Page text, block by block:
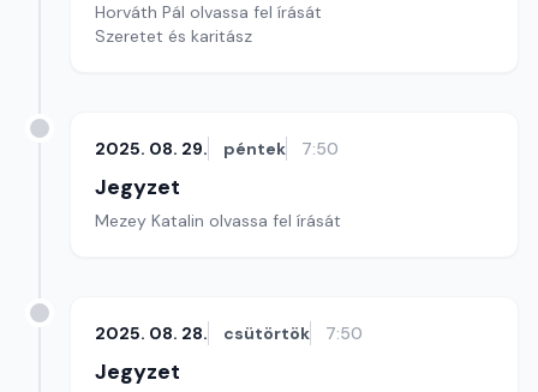
Horváth Pál olvassa fel írását
Szeretet és karitász
2025. 08. 29. péntek 7:50
Jegyzet
Mezey Katalin olvassa fel írását
2025. 08. 28. csütörtök 7:50
Jegyzet